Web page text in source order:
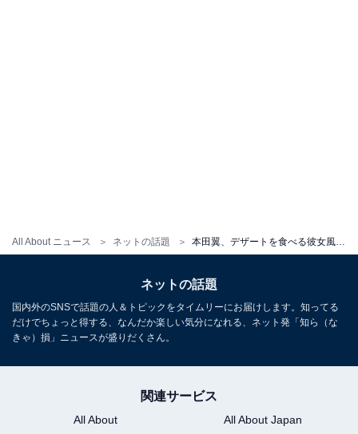
All About ニュース ネットの話題
ネットの話題
国内外のSNSで話題の人＆トピックをタイムリーにお届けします。知ってる
だけでちょっと得する、なんだか楽しい気分になれる、ネット発「知ら（な
きゃ）損」ニュースが盛りだくさん。
関連サービス
All About
All About Japan